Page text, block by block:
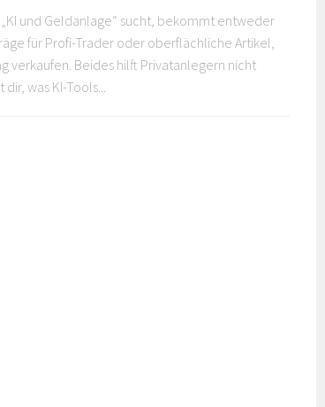
und Geldanlage“ sucht, bekommt entweder
für Profi-Trader oder oberflächliche Artikel,
verkaufen. Beides hilft Privatanlegern nicht
was KI-Tools...